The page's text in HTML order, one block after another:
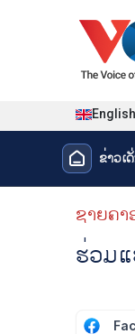
English
Menu ຂ່າວເ
menuຊາຍຄາ
ຮ່ວມ​